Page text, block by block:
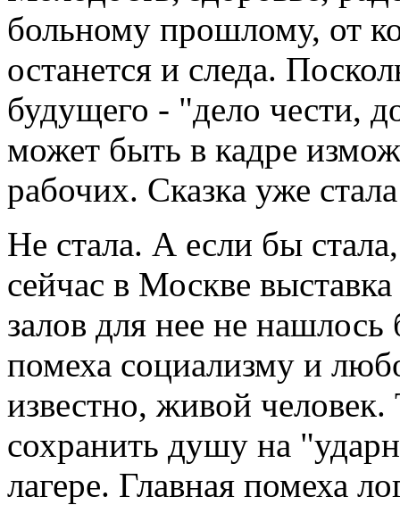
больному прошлому, от
останется и следа.
будущего - "дело чести,
может быть в кадре
рабочих. Сказка уже
Не стала. А если бы
сейчас в Москве
залов для нее не
помеха социализму и
известно, живой
сохранить душу на
лагере. Главная помеха